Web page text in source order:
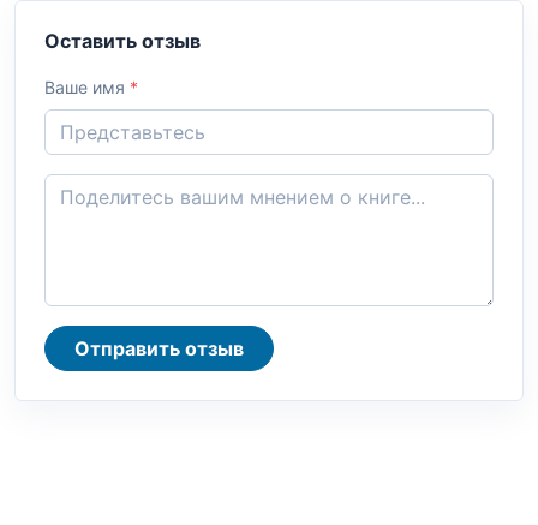
Оставить отзыв
Ваше имя *
Отправить отзыв